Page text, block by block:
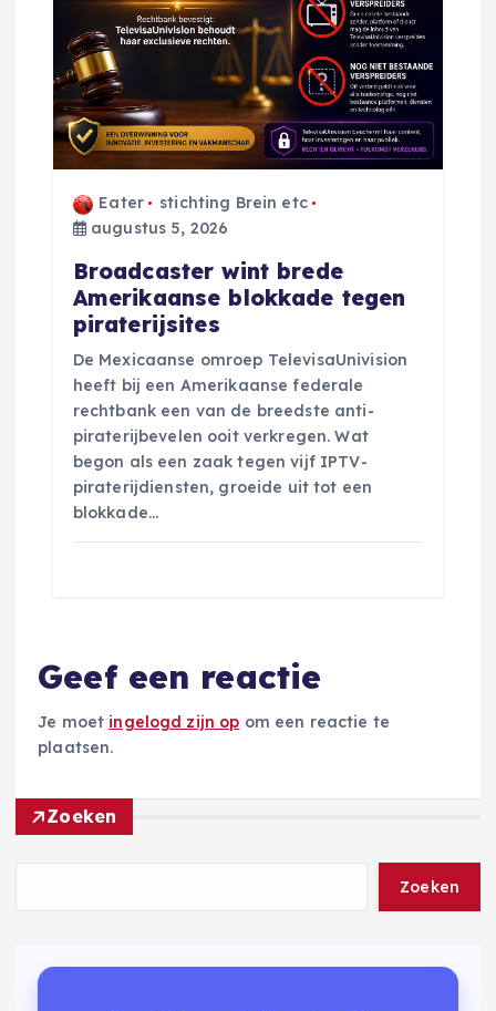
Eater
stichting Brein etc
augustus 5, 2026
Broadcaster wint brede
Amerikaanse blokkade tegen
piraterijsites
De Mexicaanse omroep TelevisaUnivision
heeft bij een Amerikaanse federale
rechtbank een van de breedste anti-
piraterijbevelen ooit verkregen. Wat
begon als een zaak tegen vijf IPTV-
piraterijdiensten, groeide uit tot een
blokkade…
Geef een reactie
Je moet ingelogd zijn op om een reactie te
plaatsen.
Zoeken
Zoeken